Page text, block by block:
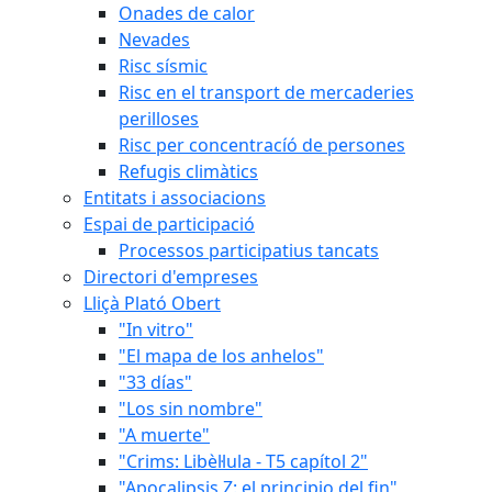
Onades de calor
Nevades
Risc sísmic
Risc en el transport de mercaderies
perilloses
Risc per concentracíó de persones
Refugis climàtics
Entitats i associacions
Espai de participació
Processos participatius tancats
Directori d'empreses
Lliçà Plató Obert
"In vitro"
"El mapa de los anhelos"
"33 días"
"Los sin nombre"
"A muerte"
"Crims: Libèl·lula - T5 capítol 2"